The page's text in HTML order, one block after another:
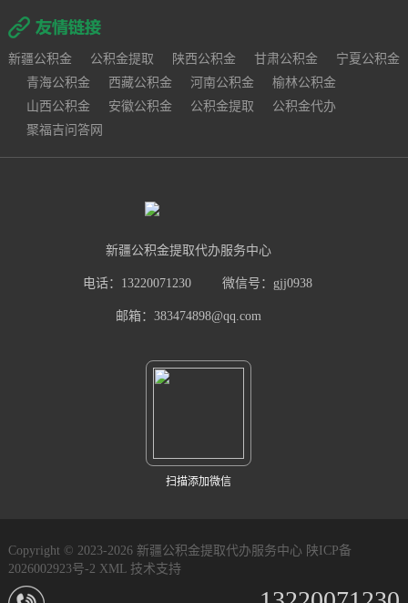
新疆公积金 公积金提取 陕西公积金 甘肃公积金
宁夏公积金
青海公积金
西藏公积金 河南公积金
榆林公积金
山西公积金
安徽公积金 公积金提取
公积金代办
聚福吉问答网
新疆公积金提取代办服务中心
电话：13220071230 微信号：gjj0938
邮箱：383474898@qq.com
扫描添加微信
Copyright © 2023-2026 新疆公积金提取代办服务中心 陕ICP备
2026002923号-2 XML 技术支持